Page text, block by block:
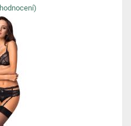
hodnocení)